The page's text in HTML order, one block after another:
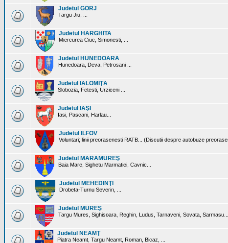
Judetul GORJ
Targu Jiu, ...
Judetul HARGHITA
Miercurea Ciuc, Simonesti, ...
Judetul HUNEDOARA
Hunedoara, Deva, Petrosani ...
Judetul IALOMIŢA
Slobozia, Fetesti, Urziceni ...
Judetul IAŞI
Iasi, Pascani, Harlau...
Judetul ILFOV
Voluntari; linii preorasenesti RATB... (Discutii despre autobuze
Judetul MARAMUREŞ
Baia Mare, Sighetu Marmatiei, Cavnic...
Judetul MEHEDINŢI
Drobeta-Turnu Severin, ...
Judetul MUREŞ
Targu Mures, Sighisoara, Reghin, Ludus, Tarnaveni, Sovata, Sarmasu...
Judetul NEAMŢ
Piatra Neamt, Targu Neamt, Roman, Bicaz, ...